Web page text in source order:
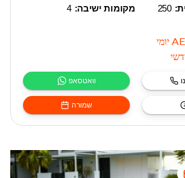
מקומות ישיבה: 4
250
יומי
וואטסאפ
שמורה